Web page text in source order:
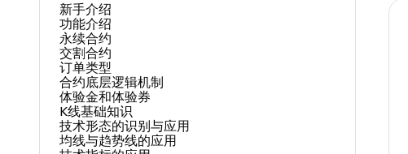
新手介绍
功能介绍
永续合约
交割合约
订单类型
合约底层逻辑机制
体验金和体验券
K线基础知识
技术形态的识别与应用
均线与趋势线的应用